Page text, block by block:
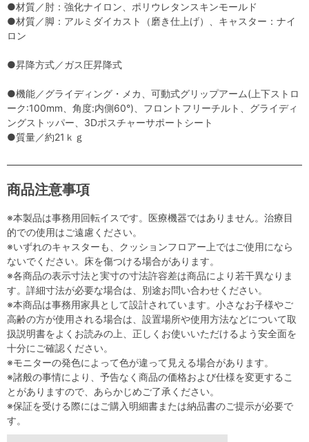
●材質／肘：強化ナイロン、ポリウレタンスキンモールド
●材質／脚：アルミダイカスト（磨き仕上げ）、キャスター：ナイ
ロン
●昇降方式／ガス圧昇降式
●機能／グライディング・メカ、可動式グリップアーム(上下ストロ
ーク:100mm、角度:内側60°)、フロントフリーチルト、グライディ
ングストッパー、3Dポスチャーサポートシート
●質量／約21ｋｇ
商品注意事項
※本製品は事務用回転イスです。医療機器ではありません。治療目
的での使用はご遠慮ください。
※いずれのキャスターも、クッションフロアー上ではご使用になら
ないでください。床を傷つける場合があります。
※各商品の表示寸法と実寸の寸法許容差は商品により若干異なりま
す。詳細寸法が必要な場合は、別途お問い合わせください。
※本商品は事務用家具として設計されています。小さなお子様やご
高齢の方が使用される場合は、設置場所や使用方法などについて取
扱説明書をよくお読みの上、正しくお使いいただけるよう安全面を
十分にご確認ください。
※モニターの発色によって色が違って見える場合があります。
※諸般の事情により、予告なく商品の価格および仕様を変更するこ
とがありますので、あらかじめご了承ください。
※保証を受ける際にはご購入明細書または納品書のご提示が必要で
す。